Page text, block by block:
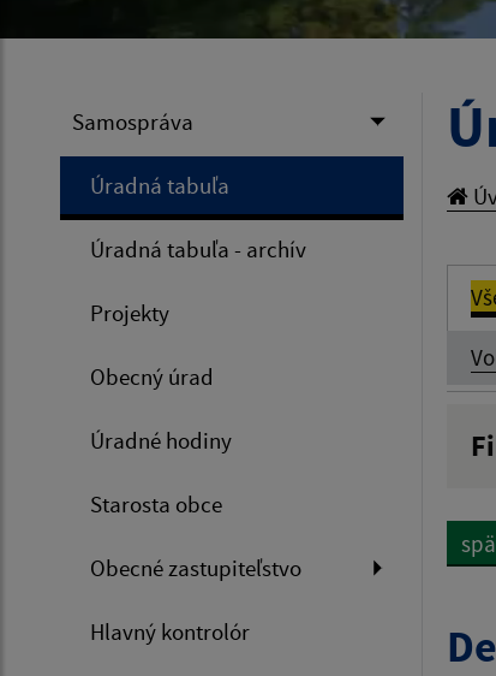
Samospráva
Úradná tabuľa
Úradná tabuľa - archív
Projekty
Obecný úrad
Úradné hodiny
Starosta obce
Obecné zastupiteľstvo
Hlavný kontrolór